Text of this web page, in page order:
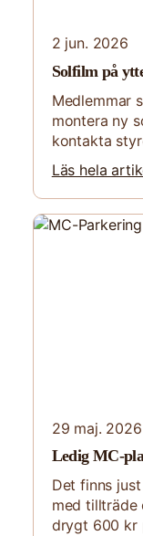
2 jun. 2026
Solfilm på
Medlemmar
montera ny
kontakta
Läs hela
29 maj. 2026
Ledig MC-
Det finns
med tillträde
drygt 600 kr